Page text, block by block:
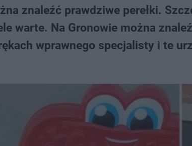
znaleźć prawdziwe perełki.
warte. Na Gronowie można
wprawnego specjalisty i te